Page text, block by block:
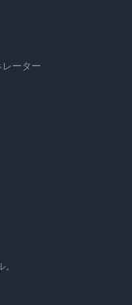
ーター